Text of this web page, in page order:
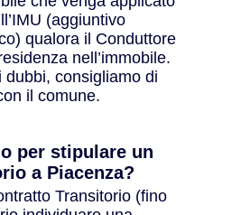
(aggiuntivo
qualora il Conduttore
nell’immobile.
consigliamo di
il comune.
per stipulare un
a Piacenza?
Transitorio (fino